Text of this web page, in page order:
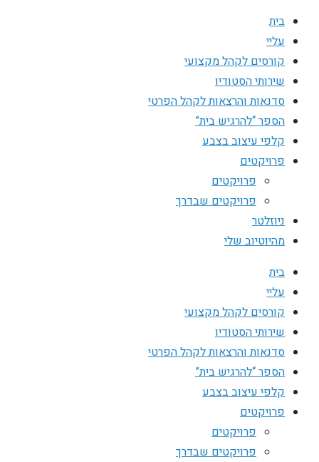
בית
עליי
קורסים לקהל מקצועי
שירותי הסטודיו
סדנאות והרצאות לקהל הפרטי
הספר “להרגיש בית”
קלפי עיצוב בצבע
פרויקטים
פרויקטים
פרויקטים שבדרך
ניוזלטר
מהיוטיוב שלי
בית
עליי
קורסים לקהל מקצועי
שירותי הסטודיו
סדנאות והרצאות לקהל הפרטי
הספר “להרגיש בית”
קלפי עיצוב בצבע
פרויקטים
פרויקטים
פרויקטים שבדרך